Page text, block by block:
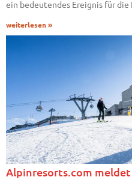
ein bedeutendes Ereignis für die
weiterlesen »
Alpinresorts.com